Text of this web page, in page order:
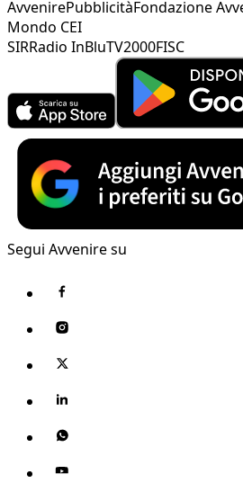
AvvenirePubblicitàFondazione
Mondo CEI
SIRRadio InBluTV2000FISC
Segui Avvenire su